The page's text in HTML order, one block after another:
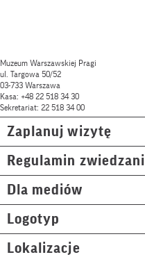
Muzeum Warszawskiej Pragi
ul. Targowa 50/52
03-733 Warszawa
Kasa: +48 22 518 34 30
Sekretariat: 22 518 34 00
Zaplanuj wizytę
Regulamin
Dla mediów
Logotyp
Lokalizacje